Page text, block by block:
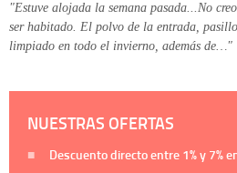
"Estuve alojada la semana pasada...No
ser habitado. El polvo de la entrada,
limpiado en todo el invierno, además de…"
NUESTRAS OFERTAS
Descuento directo entre 1%y 7%